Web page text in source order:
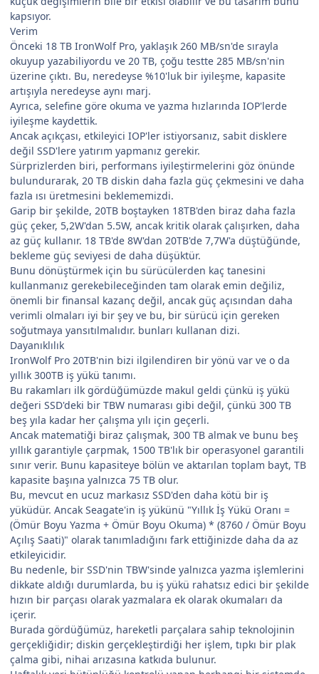
kapsıyor.
Verim
Önceki 18 TB IronWolf Pro, yaklaşık 260 MB/sn'de sırayla
okuyup yazabiliyordu ve 20 TB, çoğu testte 285 MB/sn'nin
üzerine çıktı. Bu, neredeyse %10'luk bir iyileşme, kapasite
artışıyla neredeyse aynı marj.
Ayrıca, selefine göre okuma ve yazma hızlarında IOP'lerde
iyileşme kaydettik.
Ancak açıkçası, etkileyici IOP'ler istiyorsanız, sabit disklere
değil SSD'lere yatırım yapmanız gerekir.
Sürprizlerden biri, performans iyileştirmelerini göz önünde
bulundurarak, 20 TB diskin daha fazla güç çekmesini ve daha
fazla ısı üretmesini beklememizdi.
Garip bir şekilde, 20TB boştayken 18TB'den biraz daha fazla
güç çeker, 5,2W'dan 5.5W, ancak kritik olarak çalışırken, daha
az güç kullanır. 18 TB'de 8W'dan 20TB'de 7,7W'a düştüğünde,
bekleme güç seviyesi de daha düşüktür.
Bunu dönüştürmek için bu sürücülerden kaç tanesini
kullanmanız gerekebileceğinden tam olarak emin değiliz,
önemli bir finansal kazanç değil, ancak güç açısından daha
verimli olmaları iyi bir şey ve bu, bir sürücü için gereken
soğutmaya yansıtılmalıdır. bunları kullanan dizi.
Dayanıklılık
IronWolf Pro 20TB'nin bizi ilgilendiren bir yönü var ve o da
yıllık 300TB iş yükü tanımı.
Bu rakamları ilk gördüğümüzde makul geldi çünkü iş yükü
değeri SSD'deki bir TBW numarası gibi değil, çünkü 300 TB
beş yıla kadar her çalışma yılı için geçerli.
Ancak matematiği biraz çalışmak, 300 TB almak ve bunu beş
yıllık garantiyle çarpmak, 1500 TB'lık bir operasyonel garantili
sınır verir. Bunu kapasiteye bölün ve aktarılan toplam bayt, TB
kapasite başına yalnızca 75 TB olur.
Bu, mevcut en ucuz markasız SSD'den daha kötü bir iş
yüküdür. Ancak Seagate'in iş yükünü "Yıllık İş Yükü Oranı =
(Ömür Boyu Yazma + Ömür Boyu Okuma) * (8760 / Ömür Boyu
Açılış Saati)" olarak tanımladığını fark ettiğinizde daha da az
etkileyicidir.
Bu nedenle, bir SSD'nin TBW'sinde yalnızca yazma işlemlerini
dikkate aldığı durumlarda, bu iş yükü rahatsız edici bir şekilde
hızın bir parçası olarak yazmalara ek olarak okumaları da
içerir.
Burada gördüğümüz, hareketli parçalara sahip teknolojinin
gerçekliğidir; diskin gerçekleştirdiği her işlem, tıpkı bir plak
çalma gibi, nihai arızasına katkıda bulunur.